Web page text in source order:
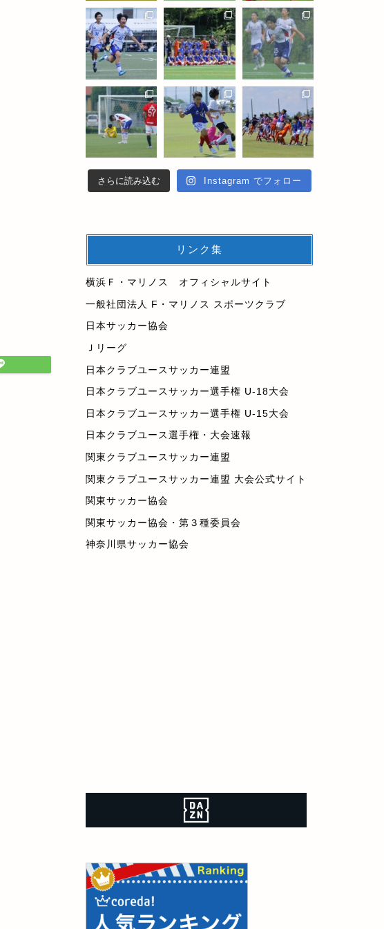
さらに読み込む Instagram でフォロー
リンク集
横浜Ｆ・マリノス オフィシャルサイト
一般社団法人 F・マリノス スポーツクラブ
日本サッカー協会
Ｊリーグ
日本クラブユースサッカー連盟
日本クラブユースサッカー選手権 U-18大会
日本クラブユースサッカー選手権 U-15大会
日本クラブユース選手権・大会速報
関東クラブユースサッカー連盟
関東クラブユースサッカー連盟 大会公式サイト
関東サッカー協会
関東サッカー協会・第３種委員会
神奈川県サッカー協会